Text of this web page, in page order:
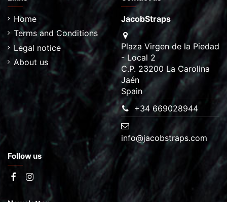
Home
Terms and Conditions
Legal notice
About us
JacobStraps
Plaza Virgen de la Piedad
- Local 2
C.P. 23200 La Carolina
Jaén
Spain
+34 669028944
info@jacobstraps.com
Follow us